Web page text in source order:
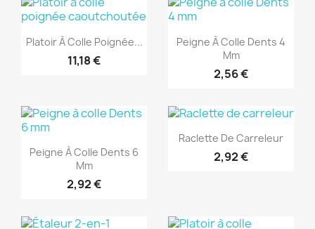
Aperçu rapide
Platoir À Colle Poignée...
11,18 €
(1)
Aperçu rapide
Peigne À Colle Dents 4
Mm
2,56 €
Aperçu rapide
Peigne À Colle Dents 6
Mm
2,92 €
Aperçu rapide
Raclette De Carreleur
2,92 €
(1)